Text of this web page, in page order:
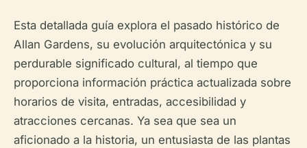
Esta detallada guía explora el pasado histórico de
Allan Gardens, su evolución arquitectónica y su
perdurable significado cultural, al tiempo que
proporciona información práctica actualizada sobre
horarios de visita, entradas, accesibilidad y
atracciones cercanas. Ya sea que sea un
aficionado a la historia, un entusiasta de las plantas